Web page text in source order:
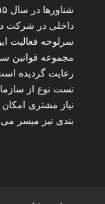
داخلی در شرکت
سرلوحه فعالیت
مجموعه قوانین
رعایت گردیده
تست نوع از
نیاز مشتری امکان
بندی نیز میسر می